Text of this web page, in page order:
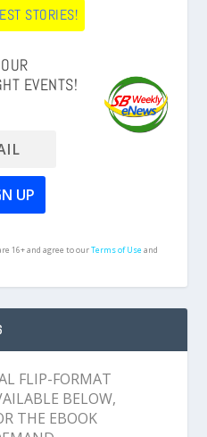
STORIES!
EVENTS!
16+ and agree to ourTerms of Useand
FLIP-FORMAT
BELOW,
THE EBOOK